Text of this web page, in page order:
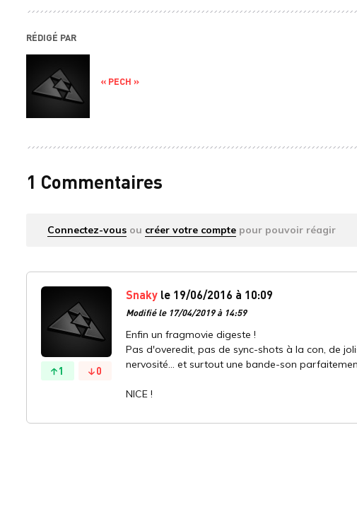
RÉDIGÉ PAR
« PECH »
1 Commentaires
Connectez-vous ou créer votre compte pour pouvoir réagir
1 0
Snaky le 19/06/2016 à 10:09
Modifié le 17/04/2019 à 14:59
Enfin un fragmovie digeste !
Pas d'overedit, pas de sync-shots à la con, de
nervosité... et surtout une bande-son
NICE !